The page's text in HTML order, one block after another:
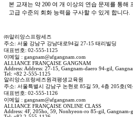
본 교재는 약 200 여 개 이상의 연습 문제를 통해
고급 수준의 회화 능력을 구사할 수 있게 합니다.
㈜알리앙스프랑세즈
주소: 서울 강남구 강남대로94길 27-15 태리빌딩
대표번호: 02-555-1125
이메일 : gangnam@afgangnam.com
ALLIANCE FRANÇAISE GANGNAM
Address: Address: 27-15, Gangnam-daero 94-gil,
Tel: +82 2-555-1125
알리앙스프랑세즈원격평생교육원
주소: 서울특별시 강남구 논현로 85길 59, 4층 205호(
대표번호: 02-555-1126
이메일 : gangnam@afgangnam.com
ALLIANCE FRANÇAISE ONLINE CLASS
Address: 4F, 205ho, 59, Nonhyeon-ro 85-gil, Gangnam-